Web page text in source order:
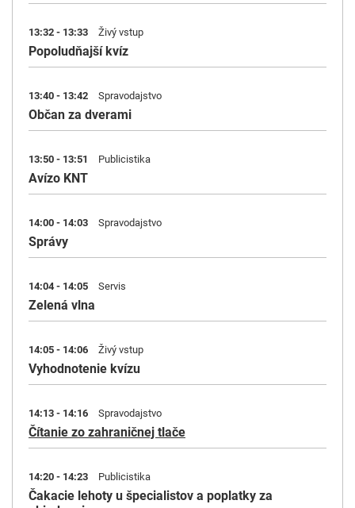
13:32 - 13:33 Živý vstup
Popoludňajší kvíz
13:40 - 13:42 Spravodajstvo
Občan za dverami
13:50 - 13:51 Publicistika
Avízo KNT
14:00 - 14:03 Spravodajstvo
Správy
14:04 - 14:05 Servis
Zelená vlna
14:05 - 14:06 Živý vstup
Vyhodnotenie kvízu
14:13 - 14:16 Spravodajstvo
Čítanie zo zahraničnej tlače
14:20 - 14:23 Publicistika
Čakacie lehoty u špecialistov a poplatky za